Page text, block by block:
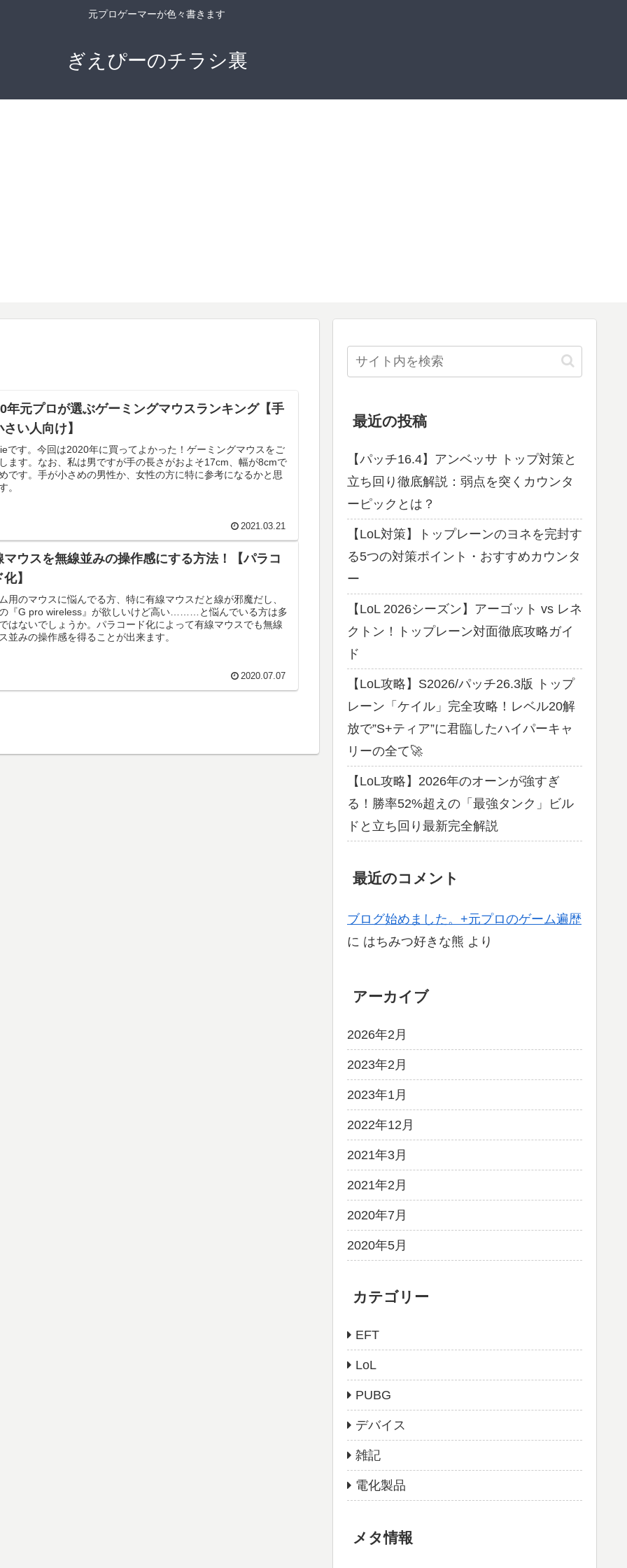
元プロゲーマーが色々書きます
ぎえぴーのチラシ裏
年元プロが選ぶゲーミングマウスランキング【手
さい人向け】
です。今回は2020年に買ってよかった！ゲーミングマウスをご
ます。なお、私は男ですが手の長さがおよそ17cm、幅が8cmで
です。手が小さめの男性か、女性の方に特に参考になるかと思
。
2021.03.21
マウスを無線並みの操作感にする方法！【パラコ
】
用のマウスに悩んでる方、特に有線マウスだと線が邪魔だし、
『G pro wireless』が欲しいけど高い………と悩んでいる方は多
はないでしょうか。パラコード化によって有線マウスでも無線
並みの操作感を得ることが出来ます。
2020.07.07
最近の投稿
【パッチ16.4】アンベッサ トップ対策と
立ち回り徹底解説：弱点を突くカウンタ
ーピックとは？
【LoL対策】トップレーンのヨネを完封す
る5つの対策ポイント・おすすめカウンタ
ー
【LoL 2026シーズン】アーゴット vs レネ
クトン！トップレーン対面徹底攻略ガイ
ド
【LoL攻略】S2026/パッチ26.3版 トップ
レーン「ケイル」完全攻略！レベル20解
放で”S+ティア”に君臨したハイパーキャ
リーの全て🚀
【LoL攻略】2026年のオーンが強すぎ
る！勝率52%超えの「最強タンク」ビル
ドと立ち回り最新完全解説
最近のコメント
ブログ始めました。+元プロのゲーム遍歴
に はちみつ好きな熊 より
アーカイブ
2026年2月
2023年2月
2023年1月
2022年12月
2021年3月
2021年2月
2020年7月
2020年5月
カテゴリー
EFT
LoL
PUBG
デバイス
雑記
電化製品
メタ情報